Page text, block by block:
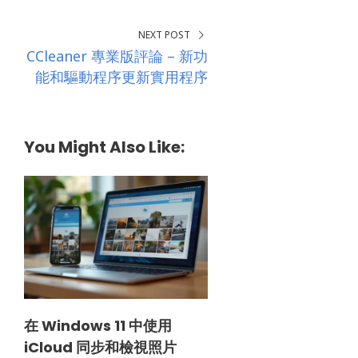
NEXT POST
CCleaner 專業版評論 – 新功
能和驅動程序更新實用程序
You Might Also Like:
在 Windows 11 中使用
iCloud 同步和檢視照片